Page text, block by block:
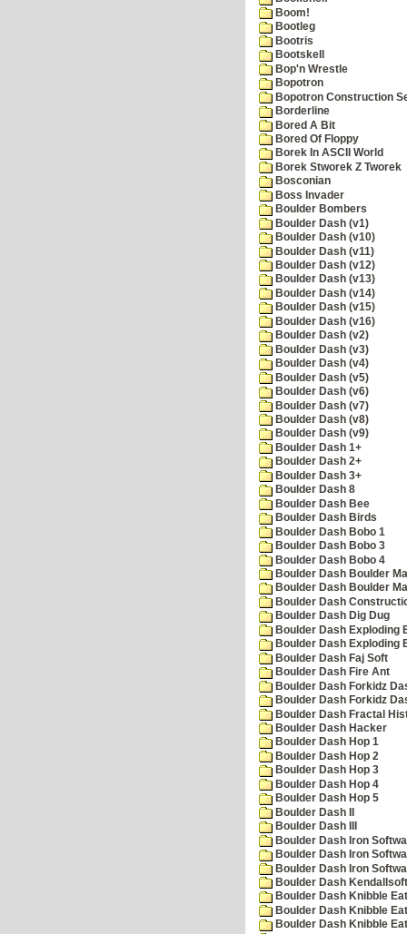
Boom!
Bootleg
Bootris
Bootskell
Bop'n Wrestle
Bopotron
Bopotron Construction
Borderline
Bored A Bit
Bored Of Floppy
Borek In ASCII World
Borek Stworek Z Tworek
Bosconian
Boss Invader
Boulder Bombers
Boulder Dash (v1)
Boulder Dash (v10)
Boulder Dash (v11)
Boulder Dash (v12)
Boulder Dash (v13)
Boulder Dash (v14)
Boulder Dash (v15)
Boulder Dash (v16)
Boulder Dash (v2)
Boulder Dash (v3)
Boulder Dash (v4)
Boulder Dash (v5)
Boulder Dash (v6)
Boulder Dash (v7)
Boulder Dash (v8)
Boulder Dash (v9)
Boulder Dash 1+
Boulder Dash 2+
Boulder Dash 3+
Boulder Dash 8
Boulder Dash Bee
Boulder Dash Birds
Boulder Dash Bobo 1
Boulder Dash Bobo 3
Boulder Dash Bobo 4
Boulder Dash Boulder
Boulder Dash Boulder
Boulder Dash
Boulder Dash Dig Dug
Boulder Dash Exploding
Boulder Dash Exploding
Boulder Dash Faj Soft
Boulder Dash Fire Ant
Boulder Dash Forkidz
Boulder Dash Forkidz
Boulder Dash Fractal
Boulder Dash Hacker
Boulder Dash Hop 1
Boulder Dash Hop 2
Boulder Dash Hop 3
Boulder Dash Hop 4
Boulder Dash Hop 5
Boulder Dash II
Boulder Dash III
Boulder Dash Iron
Boulder Dash Iron
Boulder Dash Iron
Boulder Dash
Boulder Dash Knibble
Boulder Dash Knibble
Boulder Dash Knibble